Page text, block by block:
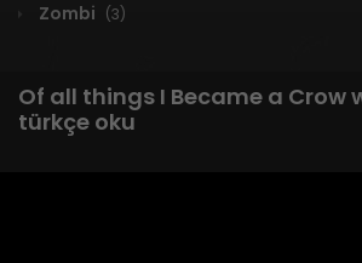
Zombi (3)
Of all things I Became a Crow
türkçe oku